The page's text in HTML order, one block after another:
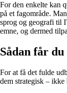
For den enkelte kan
på et fagområde.
sprog og geografi til
emne, og dermed
Sådan får
For at få det fulde
dem strategisk –